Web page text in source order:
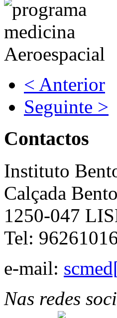
< Anterior
Seguinte >
Contactos
Instituto
Calçada
1250-047
Tel:
e-mail:
Nas redes